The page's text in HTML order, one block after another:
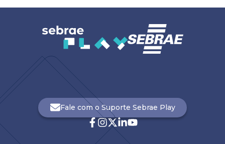
Fale com o Suporte Sebrae Play